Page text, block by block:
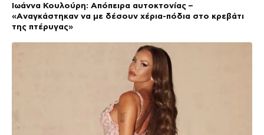
Ιωάννα Κουλούρη: Απόπειρα αυτοκτονίας –
«Aναγκάστηκαν να με δέσουν χέρια-πόδια στο κρεβάτι
της πτέρυγας»